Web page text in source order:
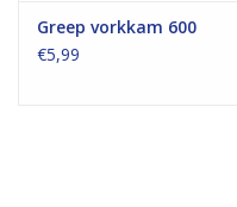
Greep vorkkam 600
€5,99